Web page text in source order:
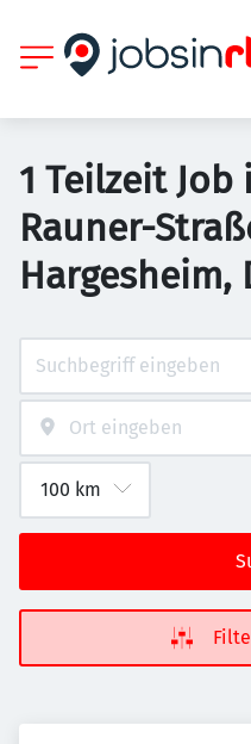
1 Teilzeit
Rauner-
Hargesheim,